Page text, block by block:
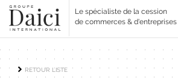
Le spécialiste de la cession
de commerces & d'entreprises
RETOUR LISTE